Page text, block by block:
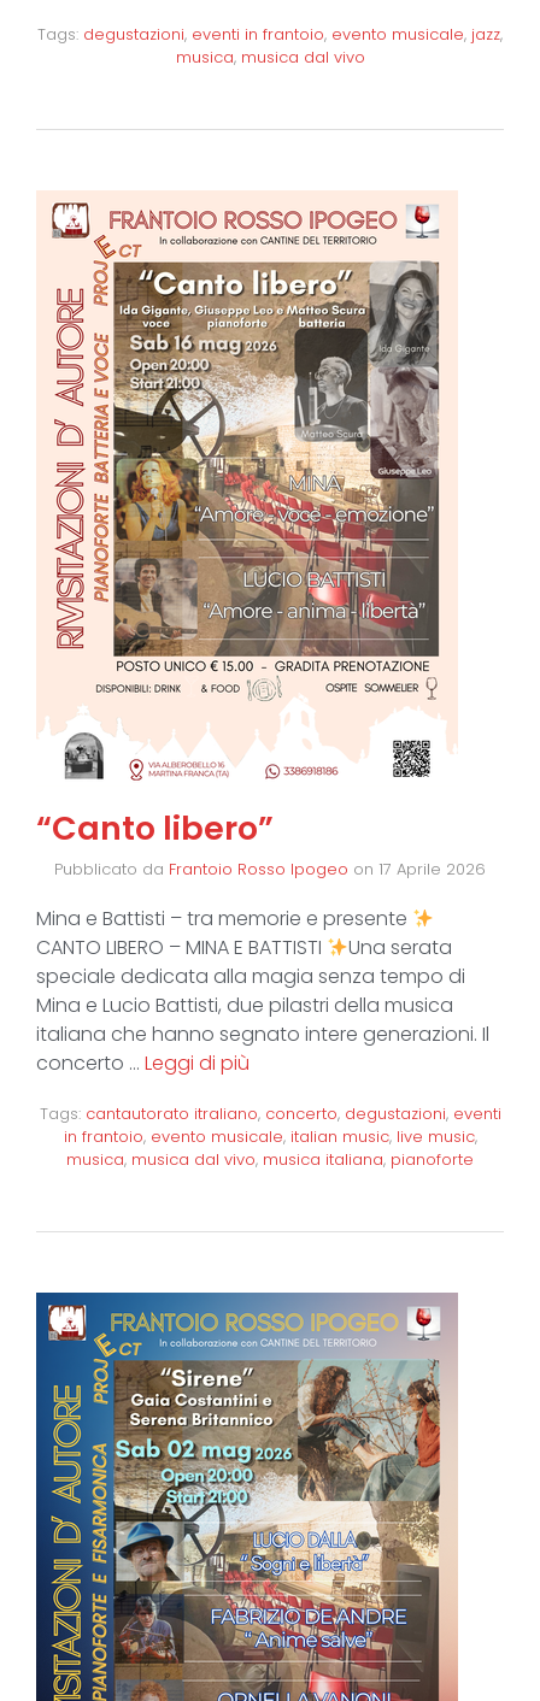
Tags: degustazioni, eventi in frantoio, evento musicale, jazz,
musica, musica dal vivo
“Canto libero”
Pubblicato da Frantoio Rosso Ipogeo on 17 Aprile 2026
Mina e Battisti – tra memorie e presente
CANTO LIBERO – MINA E BATTISTI
Una serata
speciale dedicata alla magia senza tempo di
Mina e Lucio Battisti, due pilastri della musica
italiana che hanno segnato intere generazioni. Il
concerto … Leggi di più
Tags: cantautorato itraliano, concerto, degustazioni, eventi
in frantoio, evento musicale, italian music, live music,
musica, musica dal vivo, musica italiana, pianoforte